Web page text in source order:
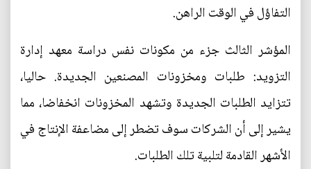
التفاؤل في الوقت الراهن.
المؤشر الثالث جزء من مكونات نفس دراسة معهد إدارة
التزويد: طلبات ومخزونات المصنعين الجديدة. حاليا،
تتزايد الطلبات الجديدة وتشهد المخزونات انخفاضا، مما
يشير إلى أن الشركات سوف تضطر إلى مضاعفة الإنتاج في
الأشهر القادمة لتلبية تلك الطلبات.